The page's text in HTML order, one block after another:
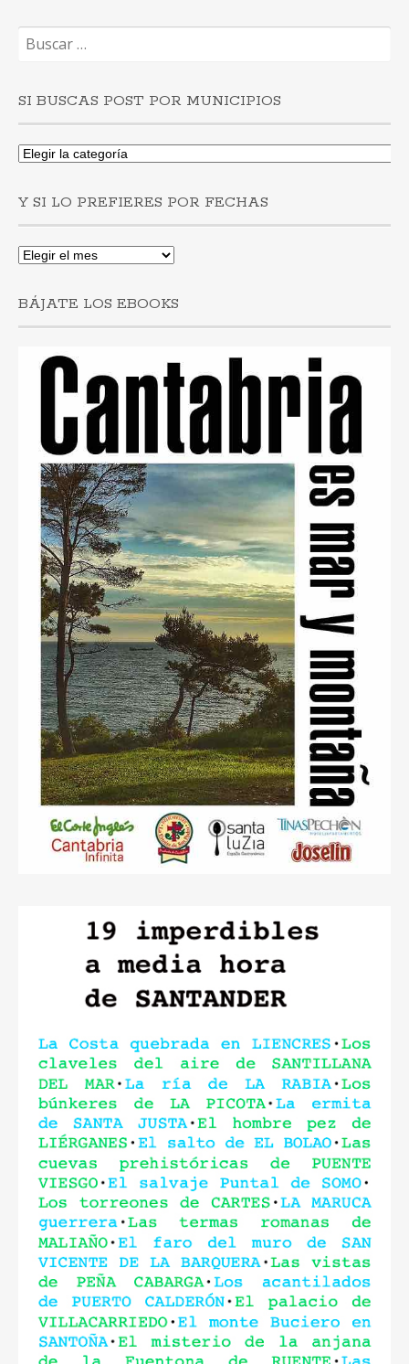
Buscar:
SI BUSCAS POST POR MUNICIPIOS
Si
buscas
por
municipios
Y SI LO PREFIERES POR FECHAS
Y
si
prefieres
por
BÁJATE LOS EBOOKS